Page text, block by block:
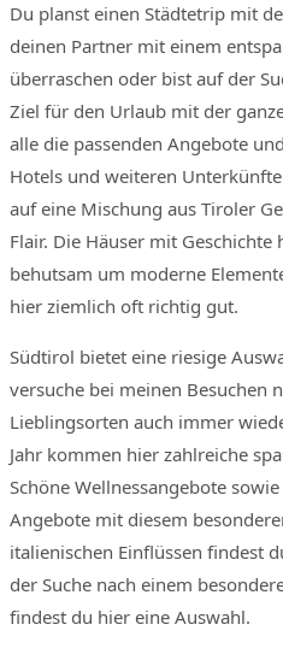
Du planst einen Städtetrip mit
deinen Partner mit einem
überraschen oder bist auf der
Ziel für den Urlaub mit der
alle die passenden Angebote
Hotels und weiteren
auf eine Mischung aus Tiroler
Flair. Die Häuser mit
behutsam um moderne
hier ziemlich oft richtig gut.
Südtirol bietet eine riesige
versuche bei meinen Besuchen
Lieblingsorten auch immer
Jahr kommen hier zahlreiche
Schöne Wellnessangebote
Angebote mit diesem
italienischen Einflüssen findest
der Suche nach einem
findest du hier eine Auswahl.